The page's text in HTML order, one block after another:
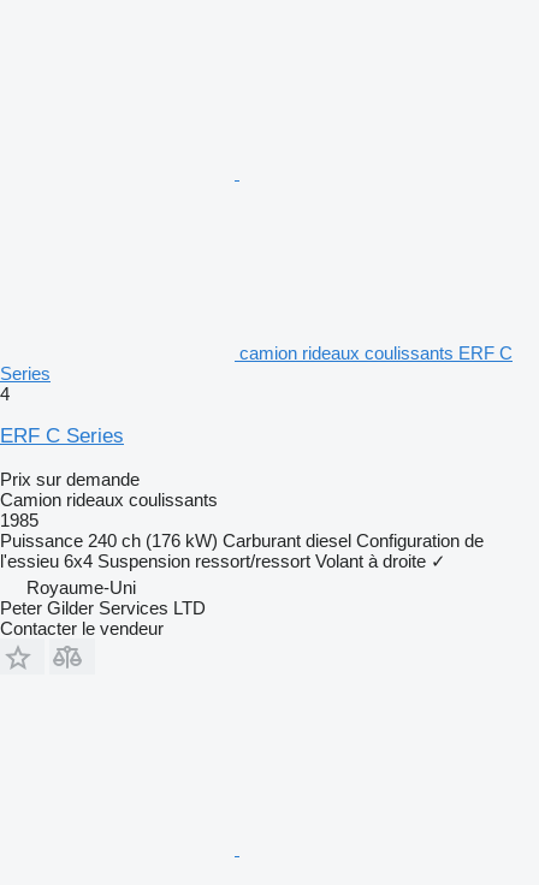
camion rideaux coulissants ERF C
Series
4
ERF C Series
Prix sur demande
Camion rideaux coulissants
1985
Puissance 240 ch (176 kW) Carburant diesel Configuration de
l'essieu 6x4 Suspension ressort/ressort Volant à droite ✓
Royaume-Uni
Peter Gilder Services LTD
Contacter le vendeur